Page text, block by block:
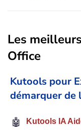
Les
Office
Kutools pour
démarquer de
🤖 Kutools IA